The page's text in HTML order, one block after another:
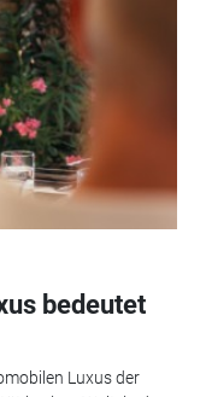
bedeutet
Luxus der